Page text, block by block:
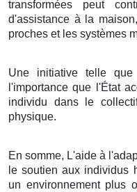
transformées peut
d'assistance à la
proches et les systèmes
Une initiative telle que
l'importance que l'État
individu dans le
physique.
En somme, L'aide à
le soutien aux individus
un environnement plus